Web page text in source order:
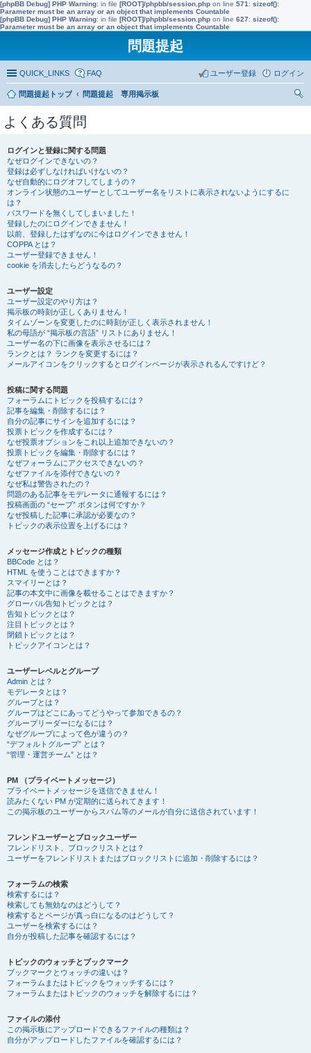
[phpBB Debug] PHP Warning: in file [ROOT]/phpbb/session.php on line 571 : sizeof():
Parameter must be an array or an object that implements Countable
[phpBB Debug] PHP Warning: in file [ROOT]/phpbb/session.php on line 627: sizeof():
Parameter must be an array or an object that implements Countable
問題提起
QUICK_LINKS FAQ ログイン
ユーザー登録
問題提起トップ
問題提起 専用掲示板
よくある質問
ログインと登録に関する問題
なぜログインできないの？
登録は必ずしなければいけないの？
なぜ自動的にログオフしてしまうの？
オンライン状態のユーザーとしてユーザー名をリストに表示されないようにするに
は？
パスワードを無くしてしまいました！
登録したのにログインできません！
以前、登録したはずなのに今はログインできません！
COPPA とは？
ユーザー登録できません！
cookie を消去したらどうなるの？
ユーザー設定
ユーザー設定のやり方は？
掲示板の時刻が正しくありません！
タイムゾーンを変更したのに時刻が正しく表示されません！
私の母語が “掲示板の言語” リストにありません！
ユーザー名の下に画像を表示させるには？
ランクとは？ ランクを変更するには？
メールアイコンをクリックするとログインページが表示されるんですけど？
投稿に関する問題
フォーラムにトピックを投稿するには？
記事を編集・削除するには？
自分の記事にサインを追加するには？
投票トピックを作成するには？
なぜ投票オプションをこれ以上追加できないの？
投票トピックを編集・削除するには？
なぜフォーラムにアクセスできないの？
なぜファイルを添付できないの？
なぜ私は警告されたの？
問題のある記事をモデレータに通報するには？
投稿画面の “セーブ” ボタンは何ですか？
なぜ投稿した記事に承認が必要なの？
トピックの表示位置を上げるには？
メッセージ作成とトピックの種類
BBCode とは？
HTML を使うことはできますか？
スマイリーとは？
記事の本文中に画像を載せることはできますか？
グローバル告知トピックとは？
告知トピックとは？
注目トピックとは？
閉鎖トピックとは？
トピックアイコンとは？
ユーザーレベルとグループ
Admin とは？
モデレータとは？
グループとは？
グループはどこにあってどうやって参加できるの？
グループリーダーになるには？
なぜグループによって色が違うの？
“デフォルトグループ” とは？
“管理・運営チーム” とは？
PM （プライベートメッセージ）
プライベートメッセージを送信できません！
読みたくない PM が定期的に送られてきます！
この掲示板のユーザーからスパム等のメールが自分に送信されています！
フレンドユーザーとブロックユーザー
フレンドリスト、ブロックリストとは？
ユーザーをフレンドリストまたはブロックリストに追加・削除するには？
フォーラムの検索
検索するには？
検索しても無効なのはどうして？
検索するとページが真っ白になるのはどうして？
ユーザーを検索するには？
自分が投稿した記事を確認するには？
トピックのウォッチとブックマーク
ブックマークとウォッチの違いは？
フォーラムまたはトピックをウォッチするには？
フォーラムまたはトピックのウォッチを解除するには？
ファイルの添付
この掲示板にアップロードできるファイルの種類は？
自分がアップロードしたファイルを確認するには？